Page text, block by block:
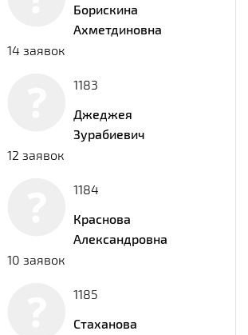
Борискина
Ахметдиновна
14 заявок
1183
Джеджея
Зурабиевич
12 заявок
1184
Краснова
Александровна
10 заявок
1185
Стаханова